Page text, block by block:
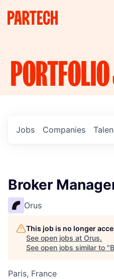
PORTFOLIO
Jobs Companies
Broker
Orus
This job is no longer
See open jobs at Orus.
See open jobs similar to "
Paris, France